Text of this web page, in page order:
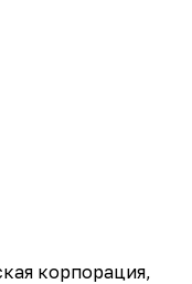
корпорация,